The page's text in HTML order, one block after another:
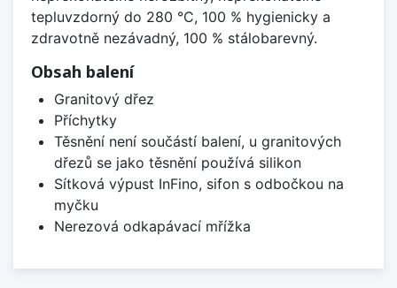
tepluvzdorný do 280 °C, 100 % hygienicky a
zdravotně nezávadný, 100 % stálobarevný.
Obsah balení
Granitový dřez
Příchytky
Těsnění není součástí balení, u granitových
dřezů se jako těsnění používá silikon
Sítková výpust InFino, sifon s odbočkou na
myčku
Nerezová odkapávací mřížka